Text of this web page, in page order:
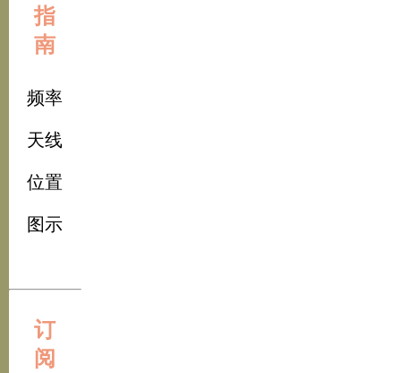
指
南
频率
天线
位置
图示
订
阅